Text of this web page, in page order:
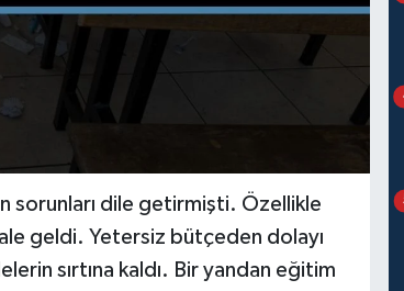
sorunları dile getirmişti. Özellikle
geldi. Yetersiz bütçeden dolayı
sırtına kaldı. Bir yandan eğitim